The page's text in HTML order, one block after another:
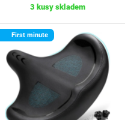
3 kusy skladem
First minute